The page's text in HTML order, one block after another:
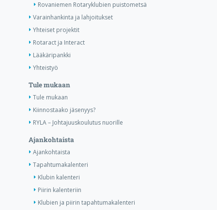
Rovaniemen Rotaryklubien puistometsä
Varainhankinta ja lahjoitukset
Yhteiset projektit
Rotaract ja Interact
Lääkäripankki
Yhteistyö
Tule mukaan
Tule mukaan
Kiinnostaako jäsenyys?
RYLA – Johtajuuskoulutus nuorille
Ajankohtaista
Ajankohtaista
Tapahtumakalenteri
Klubin kalenteri
Piirin kalenteriin
Klubien ja piirin tapahtumakalenteri